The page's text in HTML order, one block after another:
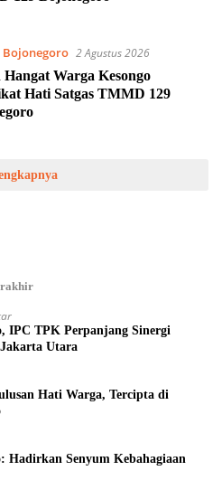
Bojonegoro 2 Agustus 2026
Hangat Warga Kesongo
Hati Satgas TMMD 129
IPC TPK Perpanjang Sinergi
Utara
Hati Warga, Tercipta di
Hadirkan Senyum Kebahagiaan